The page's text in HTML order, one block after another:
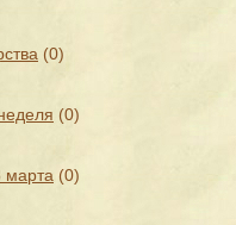
(0)
(0)
марта (0)